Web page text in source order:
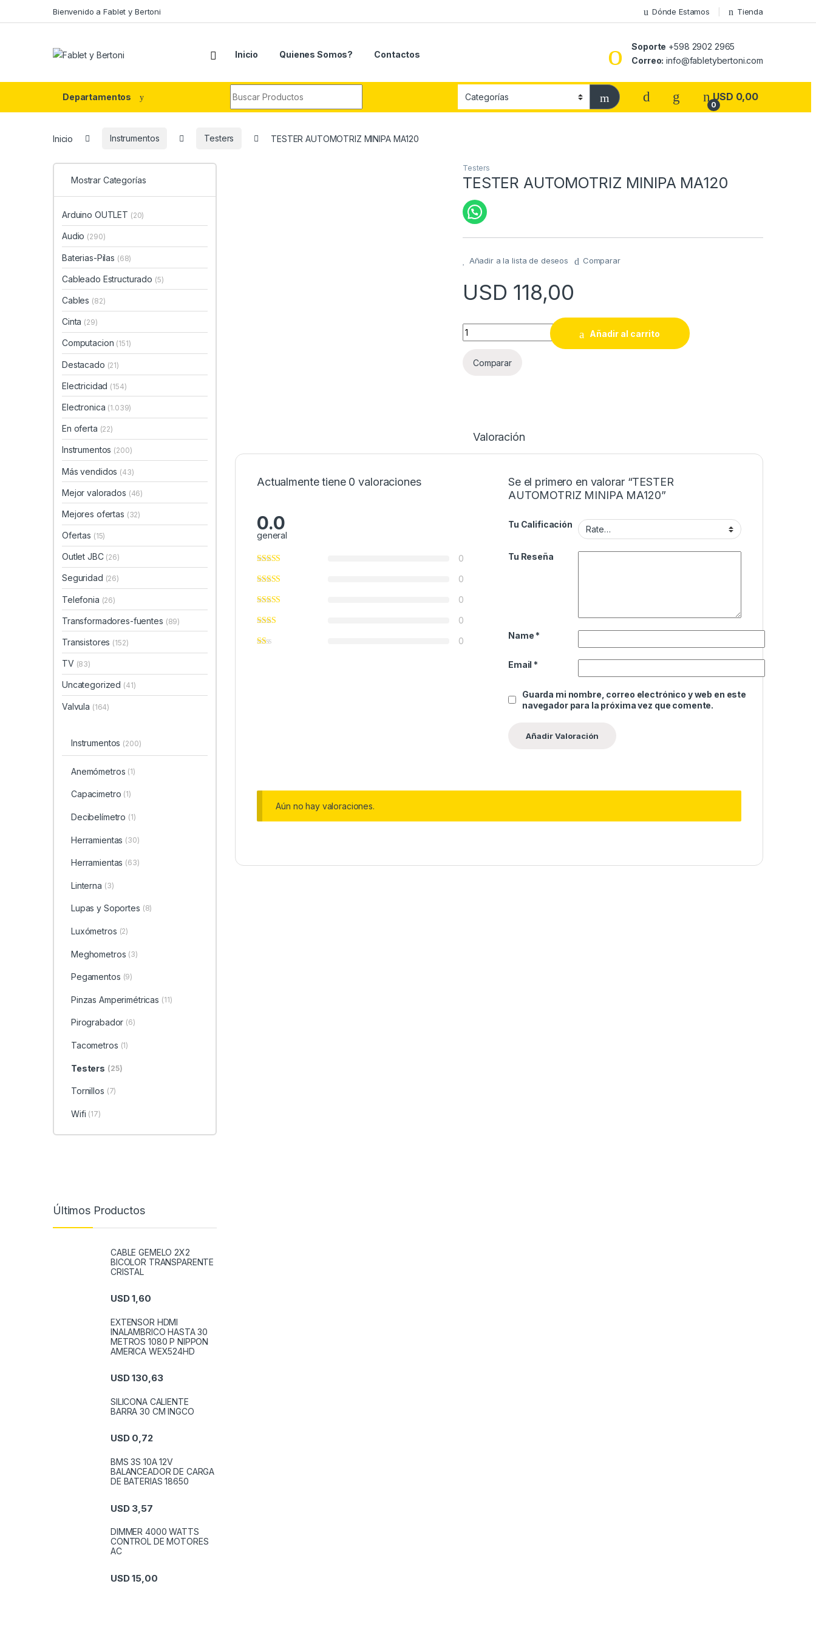
Bienvenido a Fablet y Bertoni Dónde Estamos Tienda
Inicio Quienes Somos? Contactos
Soporte +598 2902 2965
Correo: info@fabletybertoni.com
Departamentos
0
USD 0,00
Inicio Instrumentos Testers TESTER AUTOMOTRIZ MINIPA MA120
Testers
TESTER AUTOMOTRIZ MINIPA MA120
Añadir a la lista de deseos Comparar
USD 118,00
TESTER AUTOMOTRIZ MINIPA MA120 quantity
Añadir al carrito
Comparar
Valoración
Actualmente tiene 0 valoraciones
0.0
general
0
0
0
0
0
Se el primero en valorar “TESTER
AUTOMOTRIZ MINIPA MA120”
Tu Calificación
Tu Reseña
Name *
Email *
Guarda mi nombre, correo electrónico y web en este
navegador para la próxima vez que comente.
Aún no hay valoraciones.
Mostrar Categorías
Arduino OUTLET (20)
Audio (290)
Baterias-Pilas (68)
Cableado Estructurado (5)
Cables (82)
Cinta (29)
Computacion (151)
Destacado (21)
Electricidad (154)
Electronica (1.039)
En oferta (22)
Instrumentos (200)
Más vendidos (43)
Mejor valorados (46)
Mejores ofertas (32)
Ofertas (15)
Outlet JBC (26)
Seguridad (26)
Telefonia (26)
Transformadores-fuentes (89)
Transistores (152)
TV (83)
Uncategorized (41)
Valvula (164)
Instrumentos (200)
Anemómetros (1)
Capacimetro (1)
Decibelímetro (1)
Herramientas (30)
Herramientas (63)
Linterna (3)
Lupas y Soportes (8)
Luxómetros (2)
Meghometros (3)
Pegamentos (9)
Pinzas Amperimétricas (11)
Pirograbador (6)
Tacometros (1)
Testers (25)
Tornillos (7)
Wifi (17)
Últimos Productos
CABLE GEMELO 2X2
BICOLOR TRANSPARENTE
CRISTAL
USD1,60
EXTENSOR HDMI
INALAMBRICO HASTA 30
METROS 1080 P NIPPON
AMERICA WEX524HD
USD130,63
SILICONA CALIENTE
BARRA 30 CM INGCO
USD0,72
BMS 3S 10A 12V
BALANCEADOR DE CARGA
DE BATERIAS 18650
USD3,57
DIMMER 4000 WATTS
CONTROL DE MOTORES
AC
USD15,00